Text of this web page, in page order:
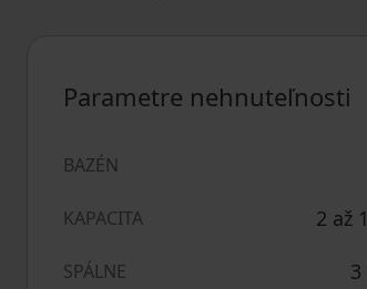
Parametre nehnuteľnosti
BAZÉN
KAPACITA 2 až
SPÁLNE